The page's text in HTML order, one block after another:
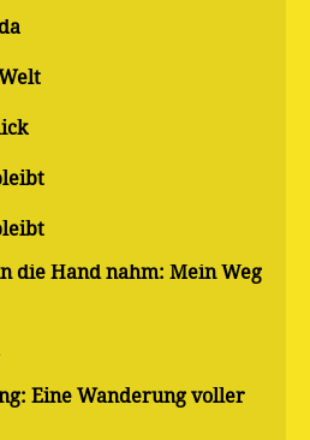
die Hand nahm: Mein Weg
Eine Wanderung voller